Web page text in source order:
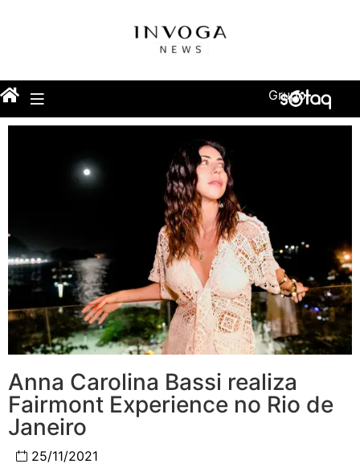
Grupo
Anna Carolina Bassi realiza
Fairmont Experience no Rio de
Janeiro
25/11/2021